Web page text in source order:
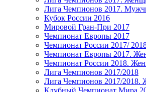
Лига Чемпионов 2017.
Кубок России 2016
Мировой Гран-При 2017
Чемпионат Европы 2017
Чемпионат России 2017/
Чемпионат Европы 2017.
Чемпионат России 2018.
Лига Чемпионов 2017/2018
Лига Чемпионов 2017/
Клубный Чемпионат Мира